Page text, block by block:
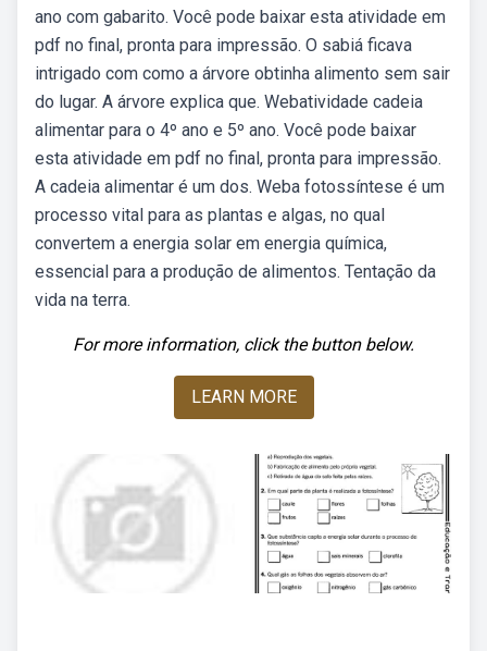
ano com gabarito. Você pode baixar esta atividade em
pdf no final, pronta para impressão. O sabiá ficava
intrigado com como a árvore obtinha alimento sem sair
do lugar. A árvore explica que. Webatividade cadeia
alimentar para o 4º ano e 5º ano. Você pode baixar
esta atividade em pdf no final, pronta para impressão.
A cadeia alimentar é um dos. Weba fotossíntese é um
processo vital para as plantas e algas, no qual
convertem a energia solar em energia química,
essencial para a produção de alimentos. Tentação da
vida na terra.
For more information, click the button below.
LEARN MORE